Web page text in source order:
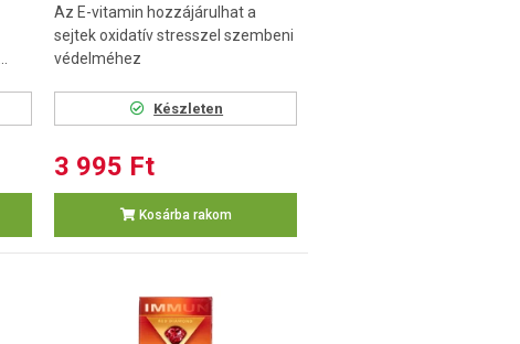
Az E-vitamin hozzájárulhat a
sejtek oxidatív stresszel szembeni
védelméhez
Készleten
3 995 Ft
Kosárba rakom